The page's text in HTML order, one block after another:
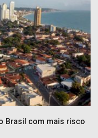
Brasil com mais risco